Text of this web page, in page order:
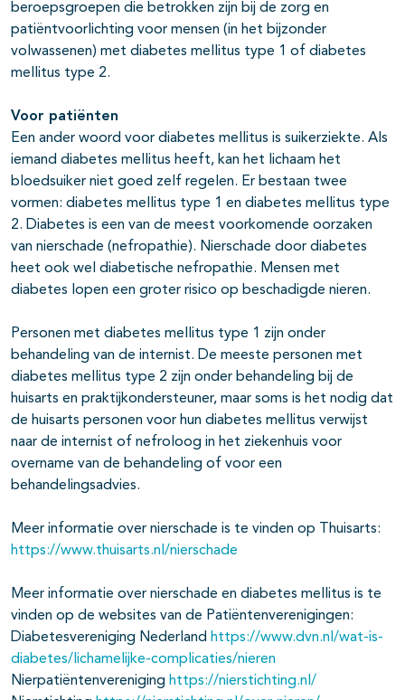
beroepsgroepen die betrokken zijn bij de zorg en
patiëntvoorlichting voor mensen (in het bijzonder
volwassenen) met diabetes mellitus type 1 of diabetes
mellitus type 2.
Voor patiënten
Een ander woord voor diabetes mellitus is suikerziekte. Als
iemand diabetes mellitus heeft, kan het lichaam het
bloedsuiker niet goed zelf regelen. Er bestaan twee
vormen: diabetes mellitus type 1 en diabetes mellitus type
2. Diabetes is een van de meest voorkomende oorzaken
van nierschade (nefropathie). Nierschade door diabetes
heet ook wel diabetische nefropathie. Mensen met
diabetes lopen een groter risico op beschadigde nieren.
Personen met diabetes mellitus type 1 zijn onder
behandeling van de internist. De meeste personen met
diabetes mellitus type 2 zijn onder behandeling bij de
huisarts en praktijkondersteuner, maar soms is het nodig dat
de huisarts personen voor hun diabetes mellitus verwijst
naar de internist of nefroloog in het ziekenhuis voor
overname van de behandeling of voor een
behandelingsadvies.
Meer informatie over nierschade is te vinden op Thuisarts:
https://www.thuisarts.nl/nierschade
Meer informatie over nierschade en diabetes mellitus is te
vinden op de websites van de Patiëntenverenigingen:
Diabetesvereniging Nederland https://www.dvn.nl/wat-is-
diabetes/lichamelijke-complicaties/nieren
Nierpatiëntenvereniging https://nierstichting.nl/